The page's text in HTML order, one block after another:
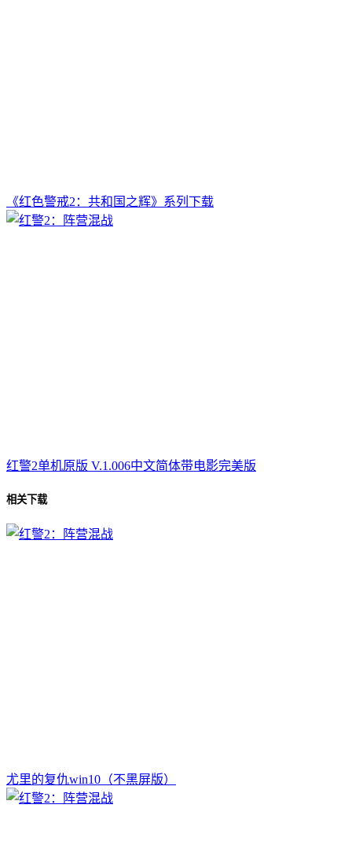
《红色警戒2：共和国之辉》系列下载
红警2单机原版 V.1.006中文简体带电影完美版
相关下载
尤里的复仇win10（不黑屏版）